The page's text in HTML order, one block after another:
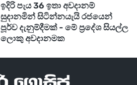
ඉදිරි පැය 36 ඉතා අවදානම්
සුදානමින් සිටින්නයැයි රජයෙන්
පූර්ව දැනුම්දීමක් - මේ ප්‍රදේශ සියල්ල
ලොකු අවදානමක